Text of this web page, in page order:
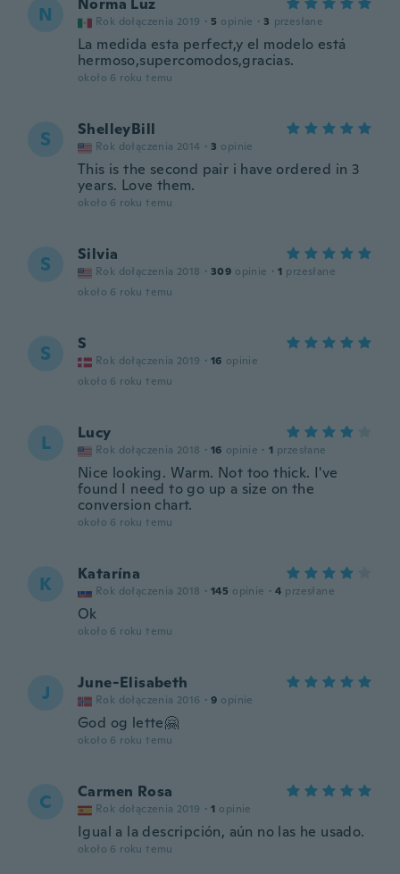
N Norma Luz
Rok dołączenia 2019 · 5 opinie · 3 przesłane
La medida esta perfect,y el modelo está
hermoso,supercomodos,gracias.
około 6 roku temu
S ShelleyBill
Rok dołączenia 2014 · 3 opinie
This is the second pair i have ordered in 3
years. Love them.
około 6 roku temu
S Silvia
Rok dołączenia 2018 · 309 opinie · 1 przesłane
około 6 roku temu
S S
Rok dołączenia 2019 · 16 opinie
około 6 roku temu
L Lucy
Rok dołączenia 2018 · 16 opinie · 1 przesłane
Nice looking. Warm. Not too thick. I've
found I need to go up a size on the
conversion chart.
około 6 roku temu
K Katarína
Rok dołączenia 2018 · 145 opinie · 4 przesłane
Ok
około 6 roku temu
J June-Elisabeth
Rok dołączenia 2016 · 9 opinie
God og lette🤗
około 6 roku temu
C Carmen Rosa
Rok dołączenia 2019 · 1 opinie
Igual a la descripción, aún no las he usado.
około 6 roku temu